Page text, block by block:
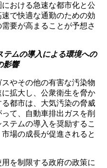
おける急速な都市化と公
で快適な通勤のための効
要が高まることが予想さ
テムの導入による環境への
影響
やその他の有害な汚染物
拡大し、公衆衛生を脅か
都市は、大気汚染の脅威
て、自動車排出ガスを削
テムの導入を奨励するこ
場の成長が促進されると
を制限する政府の政策に